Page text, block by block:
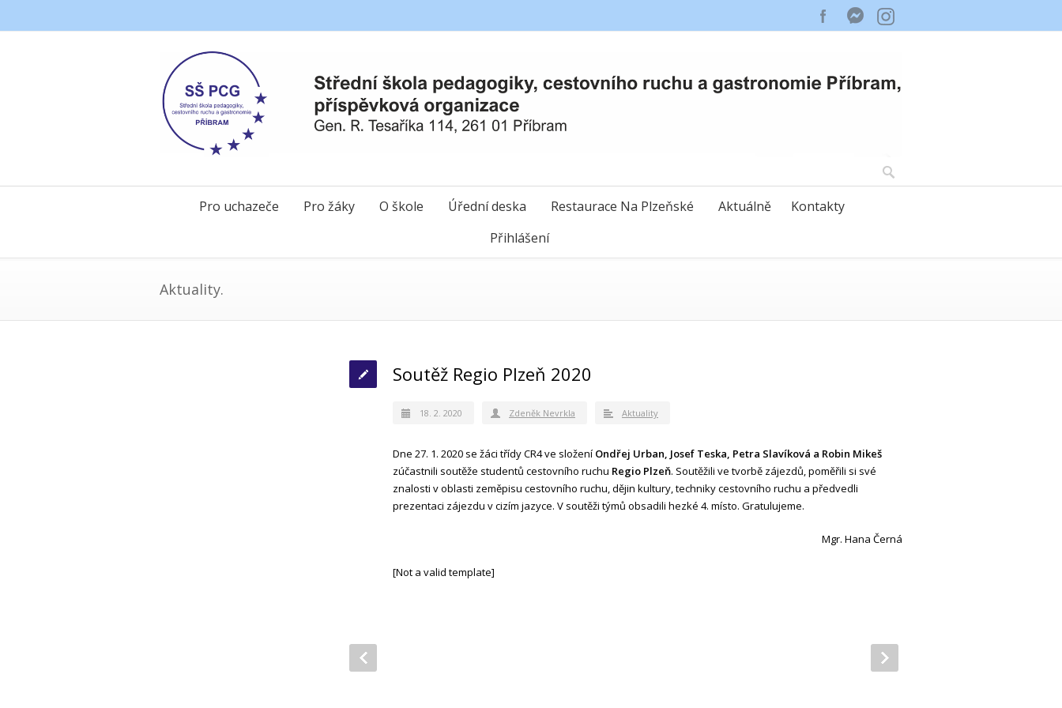
Pro uchazeče Pro žáky O škole Úřední deska Restaurace Na Plzeňské Aktuálně
Kontakty
Přihlášení
Aktuality.
Soutěž Regio Plzeň 2020
18. 2. 2020 Zdeněk Nevrkla Aktuality
Dne 27. 1. 2020 se žáci třídy CR4 ve složení Ondřej Urban, Josef Teska, Petra Slavíková a Robin Mikeš
zúčastnili soutěže studentů cestovního ruchu Regio Plzeň. Soutěžili ve tvorbě zájezdů, poměřili si své
znalosti v oblasti zeměpisu cestovního ruchu, dějin kultury, techniky cestovního ruchu a předvedli
prezentaci zájezdu v cizím jazyce. V soutěži týmů obsadili hezké 4. místo. Gratulujeme.
Mgr. Hana Černá
[Not a valid template]